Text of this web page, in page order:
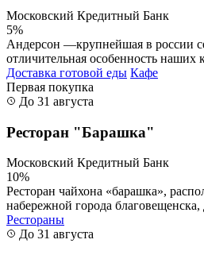
Московский Кредитный Банк
5%
Андерсон —крупнейшая в россии
отличительная особенность наших
Доставка готовой еды Кафе
Первая покупка
До 31 августа
Ресторан "Барашка"
Московский Кредитный Банк
10%
Ресторан чайхона «барашка»,
набережной города благовещенска,
Рестораны
До 31 августа